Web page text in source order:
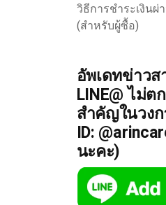
วิธีการชำระเงินผ่
(สำหรับผู้ซื้อ)
อัพเดทข่าวส
LINE@ ไม่ต
สำคัญในวงก
ID:
นะคะ)